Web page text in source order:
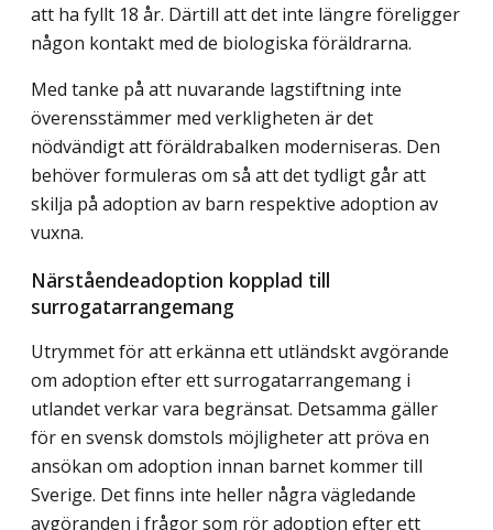
att ha fyllt 18 år. Därtill att det inte längre föreligger
någon kontakt med de biologiska föräldrarna.
Med tanke på att nuvarande lagstiftning inte
överensstämmer med verkligheten är det
nödvändigt att föräldrabalken moderniseras. Den
behöver formuleras om så att det tydligt går att
skilja på adoption av barn respektive adoption av
vuxna.
Närståendeadoption kopplad till
surrogatarrangemang
Utrymmet för att erkänna ett utländskt avgörande
om adoption efter ett surrogatarrangemang i
utlandet verkar vara begränsat. Detsamma gäller
för en svensk domstols möjligheter att pröva en
ansökan om adoption innan barnet kommer till
Sverige. Det finns inte heller några vägledande
avgöranden i frågor som rör adoption efter ett